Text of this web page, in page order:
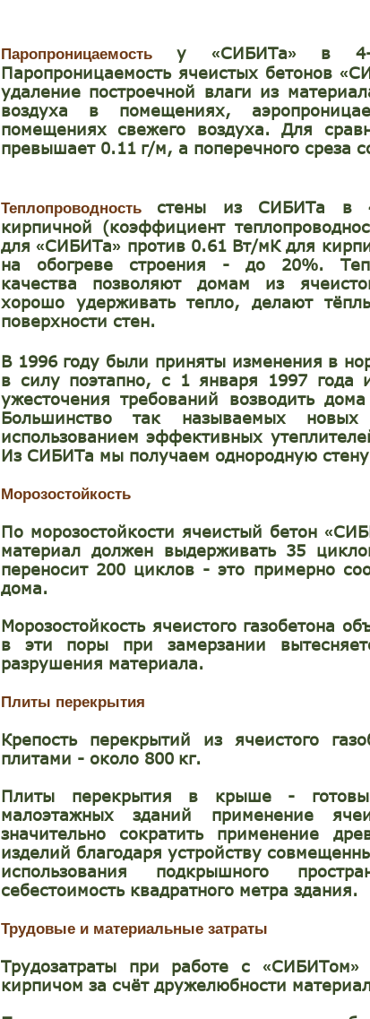
Паропроницаемость у «СИБИТа»в 4-6
Паропроницаемость ячеистых бетонов «
удаление построечной влаги из
воздуха в помещениях,
помещениях свежего воздуха. Для
превышает 0.11 г/м, а поперечного среза
Теплопроводность стены из СИБИТа в
кирпичной (коэффициент
для«СИБИТа» против 0.61 Вт/мК для
на обогреве строения - до 20%.
качества позволяют домам из
хорошо удерживать тепло, делают
поверхности стен.
В 1996 году были приняты изменения в
в силу поэтапно, с 1 января 1997 года
ужесточения требований возводить
Большинство так называемых
использованием эффективных
Из СИБИТа мы получаем однородную
Морозостойкость
По морозостойкости ячеистый бетон «
материал должен выдерживать 35
переносит 200 циклов - это примерно
дома.
Морозостойкость ячеистого газобетона
в эти поры при замерзании
разрушения материала.
Плиты перекрытия
Крепость перекрытий из ячеистого
плитами - около 800 кг.
Плиты перекрытия в крыше -
малоэтажных зданий применение
значительно сократить применение
изделий благодаря устройству
использования подкрышного
себестоимость квадратного метра здания.
Трудовые и материальные затраты
Трудозатраты при работе с «СИБИТом»
кирпичом за счёт дружелюбности